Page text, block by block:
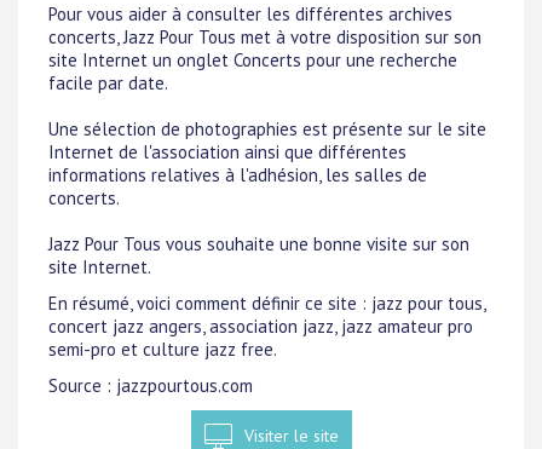
Pour vous aider à consulter les différentes archives
concerts, Jazz Pour Tous met à votre disposition sur son
site Internet un onglet Concerts pour une recherche
facile par date.
Une sélection de photographies est présente sur le site
Internet de l'association ainsi que différentes
informations relatives à l'adhésion, les salles de
concerts.
Jazz Pour Tous vous souhaite une bonne visite sur son
site Internet.
En résumé, voici comment définir ce site : jazz pour tous,
concert jazz angers, association jazz, jazz amateur pro
semi-pro et culture jazz free.
Source : jazzpourtous.com
Visiter le site